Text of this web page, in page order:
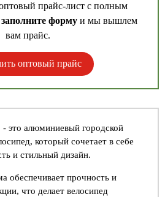
прайс-лист с полным
заполните форму и мы вышлем
вам прайс.
оптовый прайс
это алюминиевый городской
который сочетает в себе
и стильный дизайн.
обеспечивает прочность и
что делает велосипед